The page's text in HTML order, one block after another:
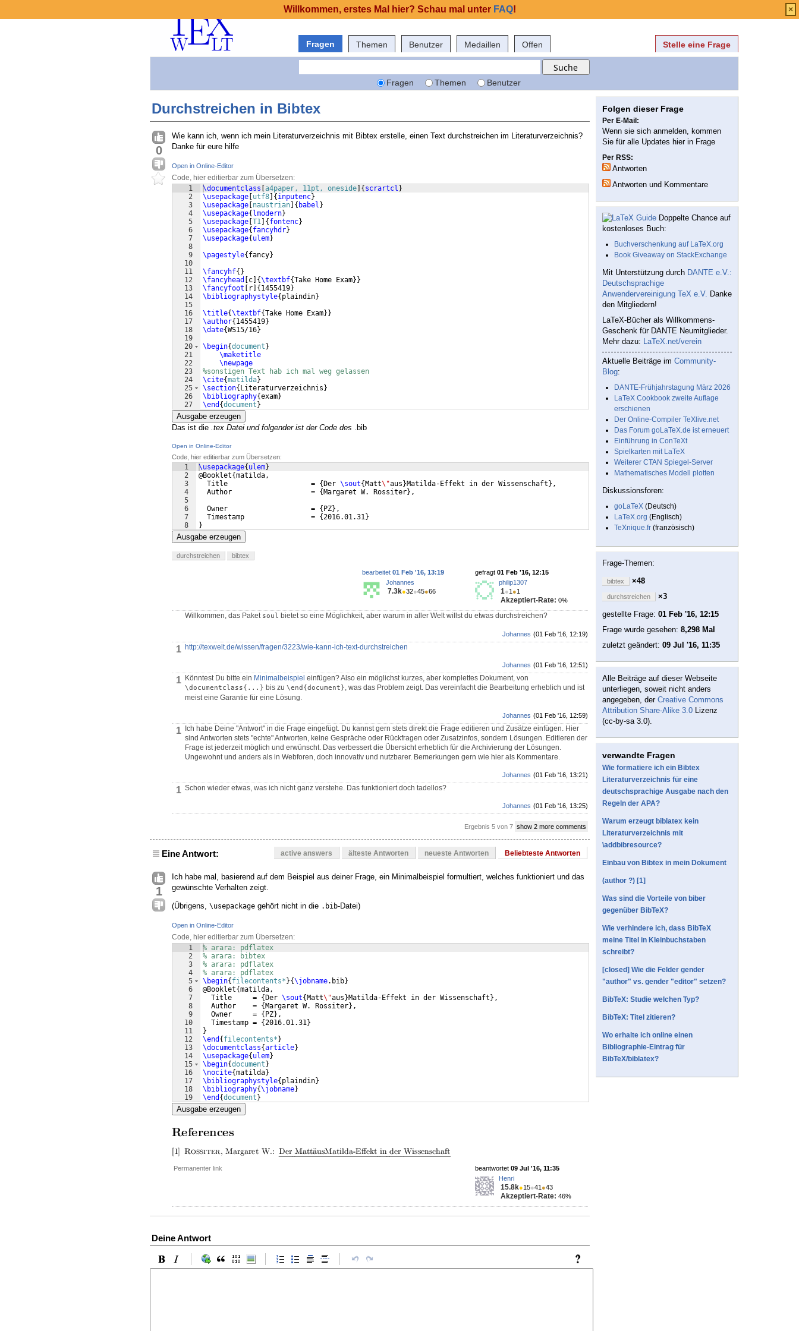
Fragen Themen Benutzer Medaillen Offen Stelle eine Frage
Fragen Themen Benutzer
Durchstreichen in Bibtex
0
Wie kann ich, wenn ich mein Literaturverzeichnis mit Bibtex erstelle, einen Text durchstreichen im Literaturverzeichnis?
Danke für eure hilfe
Open in Online-Editor
Code, hier editierbar zum Übersetzen:
1
2
3
4
5
6
7
8
9
10
11
12
13
14
15
16
17
18
19
20
21
22
23
24
25
26
27
\documentclass a4paper, 11pt, oneside { scrartcl }
\usepackage utf8 { inputenc}
\usepackage naustrian { babel }
\usepackage{ lmodern}
\usepackage T1 { fontenc}
\usepackage{ fancyhdr}
\usepackage{ ulem}
\pagestyle{ fancy}
\fancyhf{ }
\fancyhead
c {\textbf{Take Home Exam}}
\fancyfoot
r { 1455419}
\bibliographystyle{ plaindin}
\title{\textbf{Take Home Exam}}
\author{ 1455419}
\date{WS15/16}
\begin{document }
\maketitle
\newpage
%sonstigen Text hab ich mal weg gelassen
\cite{matilda}
\section{ Literaturverzeichnis }
\bibliography{exam}
\end {document }
Ausgabe erzeugen
Das ist die .tex Datei und folgender ist der Code des .bib
Open in Online-Editor
Code, hier editierbar zum Übersetzen:
1
2
3
4
5
6
7
8
\usepackage{ ulem}
@Booklet{matilda,
  Title                    =
{ Der \sout{ Matt\"aus }Matilda-Effekt in der Wissenschaft } ,
  Author                   =
{ Margaret W. Rossiter} ,
  Owner                    =
{ PZ} ,
  Timestamp                =
{2016.01.31}
}
Ausgabe erzeugen
durchstreichen bibtex
gefragt 01 Feb '16, 12:15
philip1307
1●1 ●1
Akzeptiert-Rate: 0%
bearbeitet 01 Feb '16, 13:19
Johannes
7.3k●32●45●66
Willkommen, das Paket soul bietet so eine Möglichkeit, aber warum in aller Welt willst du etwas durchstreichen?
(01 Feb '16, 12:19)
Johannes
1 http://texwelt.de/wissen/fragen/3223/wie-kann-ich-text-durchstreichen
(01 Feb '16, 12:51)
Johannes
1 Könntest Du bitte ein Minimalbeispiel einfügen? Also ein möglichst kurzes, aber komplettes Dokument, von
\documentclass{...} bis zu \end{document}, was das Problem zeigt. Das vereinfacht die Bearbeitung erheblich und ist
meist eine Garantie für eine Lösung.
(01 Feb '16, 12:59)
Johannes
1
Ich habe Deine "Antwort" in die Frage eingefügt. Du kannst gern stets direkt die Frage editieren und Zusätze einfügen. Hier
sind Antworten stets "echte" Antworten, keine Gespräche oder Rückfragen oder Zusatzinfos, sondern Lösungen. Editieren der
Frage ist jederzeit möglich und erwünscht. Das verbessert die Übersicht erheblich für die Archivierung der Lösungen.
Ungewohnt und anders als in Webforen, doch innovativ und nutzbarer. Bemerkungen gern wie hier als Kommentare.
(01 Feb '16, 13:21)
Johannes
1 Schon wieder etwas, was ich nicht ganz verstehe. Das funktioniert doch tadellos?
(01 Feb '16, 13:25)
Johannes
Ergebnis 5 von 7 show 2 more comments
Eine Antwort: active answers älteste Antworten neueste Antworten Beliebteste Antworten
1
Ich habe mal, basierend auf dem Beispiel aus deiner Frage, ein Minimalbeispiel formultiert, welches funktioniert und das
gewünschte Verhalten zeigt.
(Übrigens, \usepackage gehört nicht in die .bib-Datei)
Open in Online-Editor
Code, hier editierbar zum Übersetzen:
1
2
3
4
5
6
7
8
9
10
11
12
13
14
15
16
17
18
19
% arara: pdflatex
% arara: bibtex
% arara: pdflatex
% arara: pdflatex
\begin{ filecontents* }{\jobname.bib}
@Booklet{matilda,
  Title     =
{ Der \sout{ Matt\"aus }Matilda-Effekt in der Wissenschaft } ,
  Author    =
{ Margaret W. Rossiter} ,
  Owner     =
{ PZ} ,
  Timestamp =
{2016.01.31}
}
\end { filecontents* }
\documentclass{article}
\usepackage{ ulem}
\begin{document }
\nocite{matilda}
\bibliographystyle{ plaindin}
\bibliography{\jobname}
\end {document }
Ausgabe erzeugen
Permanenter link beantwortet 09 Jul '16, 11:35
Henri
15.8k●15●41 ●43
Akzeptiert-Rate: 46%
Deine Antwort
Folgen dieser Frage
Per E-Mail:
Wenn sie sich anmelden, kommen
Sie für alle Updates hier in Frage
Per RSS:
Antworten
Antworten und Kommentare
Doppelte Chance auf
kostenloses Buch:
Buchverschenkung auf LaTeX.org
Book Giveaway on StackExchange
Mit Unterstützung durch DANTE e.V.:
Deutschsprachige
Anwendervereinigung TeX e.V. Danke
den Mitgliedern!
LaTeX-Bücher als Willkommens-
Geschenk für DANTE Neumitglieder.
Mehr dazu: LaTeX.net/verein
Aktuelle Beiträge im Community-
Blog:
DANTE-Frühjahrstagung März 2026
LaTeX Cookbook zweite Auflage
erschienen
Der Online-Compiler TeXlive.net
Das Forum goLaTeX.de ist erneuert
Einführung in ConTeXt
Spielkarten mit LaTeX
Weiterer CTAN Spiegel-Server
Mathematisches Modell plotten
Diskussionsforen:
goLaTeX (Deutsch)
LaTeX.org (Englisch)
TeXnique.fr (französisch)
Frage-Themen:
bibtex ×48
durchstreichen
×3
gestellte Frage: 01 Feb '16, 12:15
Frage wurde gesehen: 8,298 Mal
zuletzt geändert: 09 Jul '16, 11:35
Alle Beiträge auf dieser Webseite
unterliegen, soweit nicht anders
angegeben, der Creative Commons
Attribution Share-Alike 3.0 Lizenz
(cc-by-sa 3.0).
verwandte Fragen
Wie formatiere ich ein Bibtex
Literaturverzeichnis für eine
deutschsprachige Ausgabe nach den
Regeln der APA?
Warum erzeugt biblatex kein
Literaturverzeichnis mit
\addbibresource?
Einbau von Bibtex in mein Dokument
(author ?) [1]
Was sind die Vorteile von biber
gegenüber BibTeX?
Wie verhindere ich, dass BibTeX
meine Titel in Kleinbuchstaben
schreibt?
[closed] Wie die Felder gender
"author" vs. gender "editor" setzen?
BibTeX: Studie welchen Typ?
BibTeX: Titel zitieren?
Wo erhalte ich online einen
Bibliographie-Eintrag für
BibTeX/biblatex?
Willkommen, erstes Mal hier? Schau mal unter FAQ! ×